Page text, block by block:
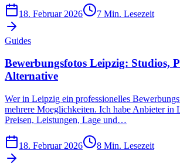
18. Februar 2026 7 Min. Lesezeit
Guides
Bewerbungsfotos Leipzig: Studios,
Alternative
Wer in Leipzig ein professionelles
mehrere Moeglichkeiten. Ich habe Anbieter in
Preisen, Leistungen, Lage und…
18. Februar 2026 8 Min. Lesezeit